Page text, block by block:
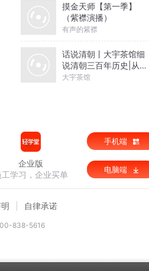
摸金天师【第一季】
（紫襟演播）
有声的紫襟
话说清朝丨大宇茶馆细
说清朝三百年历史|从努
尔哈赤到末代皇帝溥仪|
大宇茶馆
企业版
工学习，企业买单
手机端
电脑端
自律承诺
838-5616